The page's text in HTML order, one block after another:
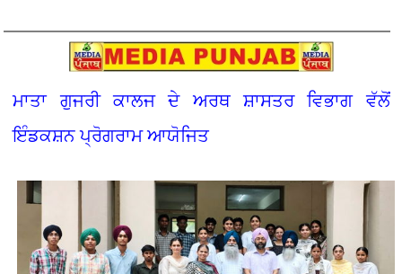
ਮਾਤਾ ਗੁਜਰੀ ਕਾਲਜ ਦੇ ਅਰਥ ਸ਼ਾਸਤਰ ਵਿਭਾਗ ਵੱਲੋਂ
ਇੰਡਕਸ਼ਨ ਪ੍ਰੋਗਰਾਮ ਆਯੋਜਿਤ